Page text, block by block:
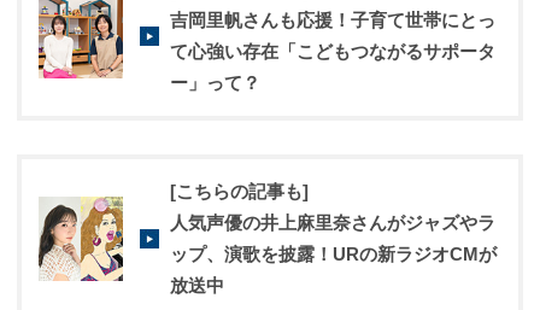
吉岡里帆さんも応援！子育て世帯にとっ
て心強い存在「こどもつながるサポータ
ー」って？
[こちらの記事も]
人気声優の井上麻里奈さんがジャズやラ
ップ、演歌を披露！URの新ラジオCMが
放送中